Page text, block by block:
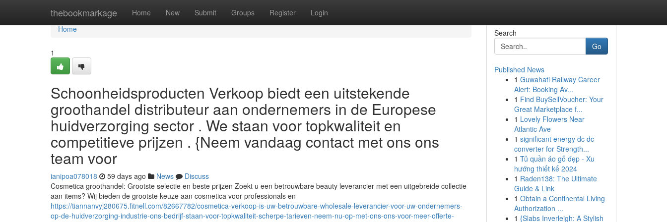
thebookmarkage Home New Submit Groups Register Login
Home
Home
1
Schoonheidsproducten Verkoop biedt een uitstekende
groothandel distributeur aan ondernemers in de Europese
huidverzorging sector . We staan voor topkwaliteit en
competitieve prijzen . {Neem vandaag contact met ons ons
team voor
ianipoa078018 59 days ago News
Discuss
Cosmetica groothandel: Grootste selectie en beste prijzen Zoekt u een betrouwbare beauty leverancier met een uitgebreide collectie
aan items? Wij bieden de grootste keuze aan cosmetica voor professionals en
https://tiannanvyj280675.fitnell.com/82667782/cosmetica-verkoop-is-uw-betrouwbare-wholesale-leverancier-voor-uw-ondernemers-
op-de-huidverzorging-industrie-ons-bedrijf-staan-voor-topkwaliteit-scherpe-tarieven-neem-nu-op-met-ons-ons-voor-meer-offerte-
Search
Go
Published News
1 Guwahati Railway Career
Alert: Booking Av...
1 Find BuySellVoucher: Your
Great Marketplace f...
1 Lovely Flowers Near
Atlantic Ave
1 significant energy dc dc
converter for Strength...
1 Tủ quần áo gỗ đẹp - Xu
hướng thiết kế 2024
1 Raden138: The Ultimate
Guide & Link
1 Obtain a Continental Living
Authorization ...
1 {Slabs Inverleigh: A Stylish